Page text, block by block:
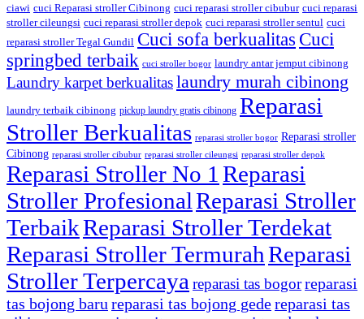
ciawi cuci Reparasi stroller Cibinong cuci reparasi stroller cibubur cuci reparasi
stroller cileungsi cuci reparasi stroller depok cuci reparasi stroller sentul cuci
reparasi stroller Tegal Gundil Cuci sofa berkualitas Cuci
springbed terbaik cuci stroller bogor laundry antar jemput cibinong
Laundry karpet berkualitaslaundry murah cibinong
laundry terbaik cibinong pickup laundry gratis cibinong Reparasi
Stroller Berkualitas reparasi stroller bogor Reparasi stroller
Cibinong reparasi stroller cibubur reparasi stroller cileungsi reparasi stroller depok
Reparasi Stroller No 1 Reparasi
Stroller ProfesionalReparasi Stroller
TerbaikReparasi Stroller Terdekat
Reparasi Stroller TermurahReparasi
Stroller Terpercaya reparasi tas bogorreparasi
tas bojong baru reparasi tas bojong gedereparasi tas